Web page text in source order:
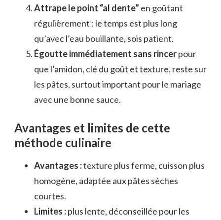
Attrape le point “al dente” en goûtant
régulièrement : le temps est plus long
qu’avec l’eau bouillante, sois patient.
Égoutte immédiatement sans rincerpour
que l’amidon, clé du goût et texture, reste sur
les pâtes, surtout important pour le mariage
avec une bonne sauce.
Avantages et limites de cette
méthode culinaire
Avantages :texture plus ferme, cuisson plus
homogène, adaptée aux pâtes sèches
courtes.
Limites :plus lente, déconseillée pour les